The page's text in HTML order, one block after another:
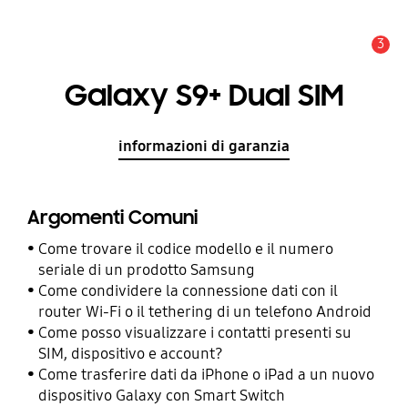
3
Galaxy S9+ Dual SIM
informazioni di garanzia
Argomenti Comuni
Come trovare il codice modello e il numero
seriale di un prodotto Samsung
Come condividere la connessione dati con il
router Wi-Fi o il tethering di un telefono Android
Come posso visualizzare i contatti presenti su
SIM, dispositivo e account?
Come trasferire dati da iPhone o iPad a un nuovo
dispositivo Galaxy con Smart Switch